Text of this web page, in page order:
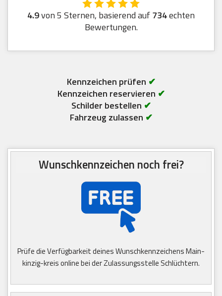
4.9von 5 Sternen, basierend auf734echten
Bewertungen.
Kennzeichen prüfen ✔
Kennzeichen reservieren ✔
Schilder bestellen ✔
Fahrzeug zulassen ✔
Wunschkennzeichen noch frei?
Prüfe die Verfügbarkeit deines Wunschkennzeichens Main-
kinzig-kreis online bei der Zulassungsstelle Schlüchtern.